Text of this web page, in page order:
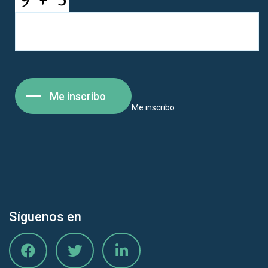
Me inscribo
Me inscribo
Síguenos en